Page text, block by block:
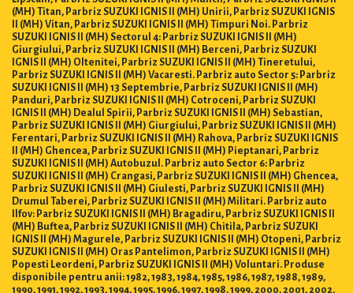
(MH) Titan, Parbriz SUZUKI IGNIS II (MH) Unirii, Parbriz SUZUKI IGNIS
II (MH) Vitan, Parbriz SUZUKI IGNIS II (MH) Timpuri Noi. Parbriz
SUZUKI IGNIS II (MH) Sectorul 4: Parbriz SUZUKI IGNIS II (MH)
Giurgiului, Parbriz SUZUKI IGNIS II (MH) Berceni, Parbriz SUZUKI
IGNIS II (MH) Oltenitei, Parbriz SUZUKI IGNIS II (MH) Tineretului,
Parbriz SUZUKI IGNIS II (MH) Vacaresti. Parbriz auto Sector 5: Parbriz
SUZUKI IGNIS II (MH) 13 Septembrie, Parbriz SUZUKI IGNIS II (MH)
Panduri, Parbriz SUZUKI IGNIS II (MH) Cotroceni, Parbriz SUZUKI
IGNIS II (MH) Dealul Spirii, Parbriz SUZUKI IGNIS II (MH) Sebastian,
Parbriz SUZUKI IGNIS II (MH) Giurgiului, Parbriz SUZUKI IGNIS II (MH)
Ferentari, Parbriz SUZUKI IGNIS II (MH) Rahova, Parbriz SUZUKI IGNIS
II (MH) Ghencea, Parbriz SUZUKI IGNIS II (MH) Pieptanari, Parbriz
SUZUKI IGNIS II (MH) Autobuzul. Parbriz auto Sector 6: Parbriz
SUZUKI IGNIS II (MH) Crangasi, Parbriz SUZUKI IGNIS II (MH) Ghencea,
Parbriz SUZUKI IGNIS II (MH) Giulesti, Parbriz SUZUKI IGNIS II (MH)
Drumul Taberei, Parbriz SUZUKI IGNIS II (MH) Militari. Parbriz auto
Ilfov: Parbriz SUZUKI IGNIS II (MH) Bragadiru, Parbriz SUZUKI IGNIS II
(MH) Buftea, Parbriz SUZUKI IGNIS II (MH) Chitila, Parbriz SUZUKI
IGNIS II (MH) Magurele, Parbriz SUZUKI IGNIS II (MH) Otopeni, Parbriz
SUZUKI IGNIS II (MH) Oras Pantelimon, Parbriz SUZUKI IGNIS II (MH)
Popesti Leordeni, Parbriz SUZUKI IGNIS II (MH) Voluntari. Produse
disponibile pentru anii: 1982, 1983, 1984, 1985, 1986, 1987, 1988, 1989,
1990, 1991, 1992, 1993, 1994, 1995, 1996, 1997, 1998, 1999, 2000, 2001, 2002,